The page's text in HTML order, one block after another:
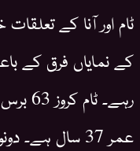
ٹام اور آنا کے
کے نمایاں فرق کے
رہے۔
عمر 37 سال